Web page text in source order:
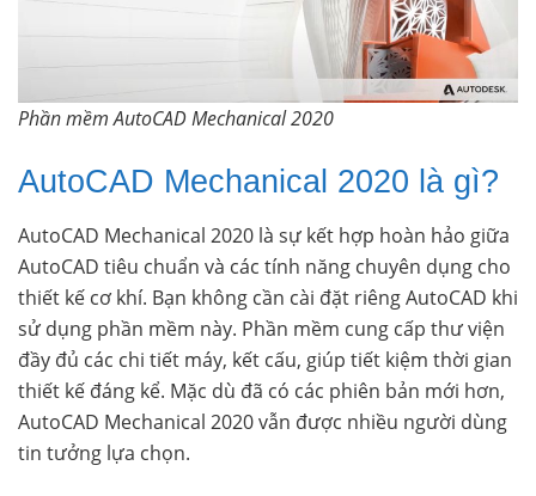
Phần mềm AutoCAD Mechanical 2020
AutoCAD Mechanical 2020 là gì?
AutoCAD Mechanical 2020 là sự kết hợp hoàn hảo giữa
AutoCAD tiêu chuẩn và các tính năng chuyên dụng cho
thiết kế cơ khí. Bạn không cần cài đặt riêng AutoCAD khi
sử dụng phần mềm này. Phần mềm cung cấp thư viện
đầy đủ các chi tiết máy, kết cấu, giúp tiết kiệm thời gian
thiết kế đáng kể. Mặc dù đã có các phiên bản mới hơn,
AutoCAD Mechanical 2020 vẫn được nhiều người dùng
tin tưởng lựa chọn.